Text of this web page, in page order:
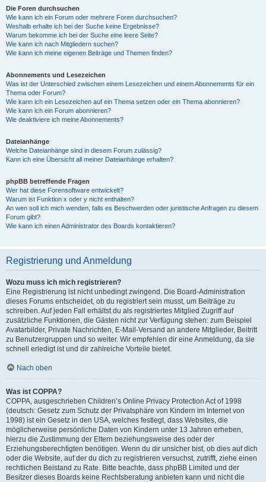
Die Foren durchsuchen
Wie kann ich ein Forum oder mehrere Foren durchsuchen?
Weshalb erhalte ich bei der Suche keine Ergebnisse?
Warum bekomme ich bei der Suche eine leere Seite?
Wie kann ich nach Mitgliedern suchen?
Wie kann ich meine eigenen Beiträge und Themen finden?
Abonnements und Lesezeichen
Was ist der Unterschied zwischen einem Lesezeichen und einem Abonnements für ein
Thema oder Forum?
Wie kann ich ein Lesezeichen auf ein Thema setzen oder ein Thema abonnieren?
Wie kann ich ein Forum abonnieren?
Wie deaktiviere ich meine Abonnements?
Dateianhänge
Welche Dateianhänge sind in diesem Forum zulässig?
Kann ich eine Übersicht all meiner Dateianhänge erhalten?
phpBB betreffende Fragen
Wer hat diese Forensoftware entwickelt?
Warum ist Funktion x oder y nicht enthalten?
An wen soll ich mich wenden, falls es Beschwerden oder juristische Anfragen zu diesem
Forum gibt?
Wie kann ich einen Administrator des Boards kontaktieren?
Registrierung und Anmeldung
Wozu muss ich mich registrieren?
Eine Registrierung ist nicht unbedingt zwingend. Die Board-Administration
dieses Forums entscheidet, ob du registriert sein musst, um Beiträge zu
schreiben. Auf jeden Fall erhältst du als registriertes Mitglied Zugriff auf
zusätzliche Funktionen, die Gästen nicht zur Verfügung stehen: zum Beispiel
Avatarbilder, Private Nachrichten, E-Mail-Versand an andere Mitglieder, Beitritt
zu Benutzergruppen und so weiter. Wir empfehlen dir eine Anmeldung, da sie
schnell erledigt ist und dir zahlreiche Vorteile bietet.
Nach oben
Was ist COPPA?
COPPA, ausgeschrieben Children’s Online Privacy Protection Act of 1998
(deutsch: Gesetz zum Schutz der Privatsphäre von Kindern im Internet von
1998) ist ein Gesetz in den USA, welches festlegt, dass Websites, die
möglicherweise persönliche Daten von Kindern unter 13 Jahren erheben,
hierzu die Zustimmung der Eltern beziehungsweise des oder der
Erziehungsberechtigten benötigen. Wenn du dir unsicher bist, ob dies auf dich
oder die Website, auf der du dich zu registrieren versuchst, zutrifft, ziehe einen
rechtlichen Beistand zu Rate. Bitte beachte, dass phpBB Limited und der
Besitzer dieses Boards keine Rechtsberatung anbieten kann und nicht die